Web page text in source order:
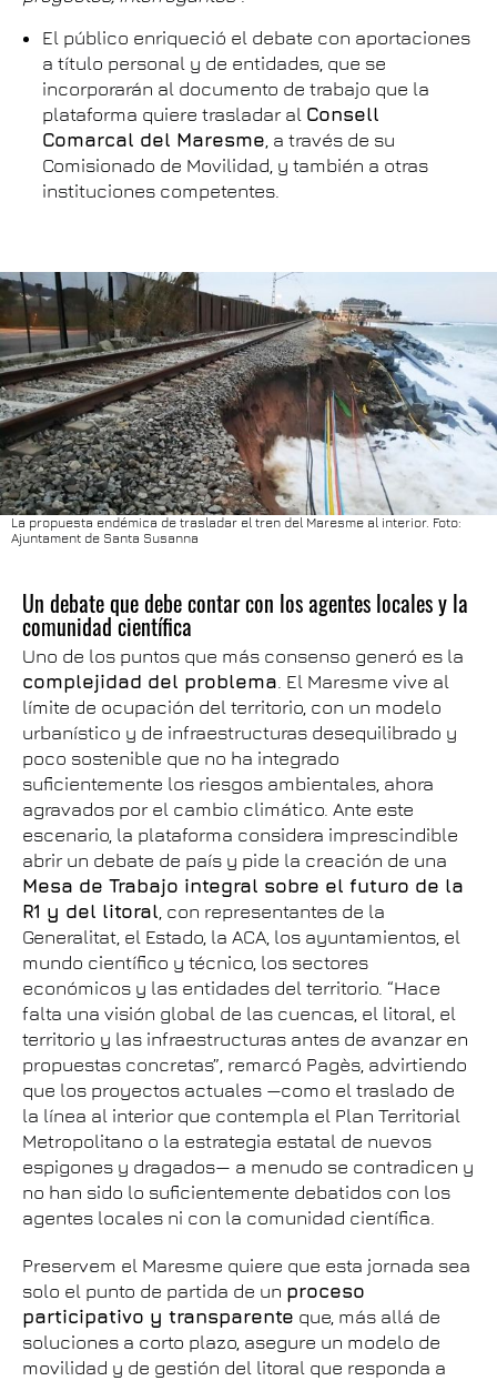
El público enriqueció el debate con aportaciones
a título personal y de entidades, que se
incorporarán al documento de trabajo que la
plataforma quiere trasladar al Consell
Comarcal del Maresme , a través de su
Comisionado de Movilidad, y también a otras
instituciones competentes.
La propuesta endémica de trasladar el tren del Maresme al interior. Foto:
Ajuntament de Santa Susanna
Un debate que debe contar con los agentes locales y la
comunidad científica
Uno de los puntos que más consenso generó es la
complejidad del problema. El Maresme vive al
límite de ocupación del territorio, con un modelo
urbanístico y de infraestructuras desequilibrado y
poco sostenible que no ha integrado
suficientemente los riesgos ambientales, ahora
agravados por el cambio climático. Ante este
escenario, la plataforma considera imprescindible
abrir un debate de país y pide la creación de una
Mesa de Trabajo integral sobre el futuro de la
R1 y del litoral, con representantes de la
Generalitat, el Estado, la ACA, los ayuntamientos, el
mundo científico y técnico, los sectores
económicos y las entidades del territorio. “Hace
falta una visión global de las cuencas, el litoral, el
territorio y las infraestructuras antes de avanzar en
propuestas concretas”, remarcó Pagès, advirtiendo
que los proyectos actuales —como el traslado de
la línea al interior que contempla el Plan Territorial
Metropolitano o la estrategia estatal de nuevos
espigones y dragados— a menudo se contradicen y
no han sido lo suficientemente debatidos con los
agentes locales ni con la comunidad científica.
Preservem el Maresme quiere que esta jornada sea
solo el punto de partida de un proceso
participativo y transparente que, más allá de
soluciones a corto plazo, asegure un modelo de
movilidad y de gestión del litoral que responda a